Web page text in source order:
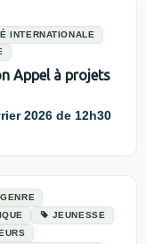
INTERNATIONALE
Appel à projets
2026 de 12h30
GENRE
JEUNESSE